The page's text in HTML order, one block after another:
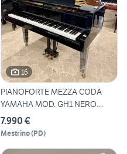
16
PIANOFORTE MEZZA CODA
YAMAHA MOD. GH1 NERO
LUCIDO
7.990 €
Mestrino(PD)